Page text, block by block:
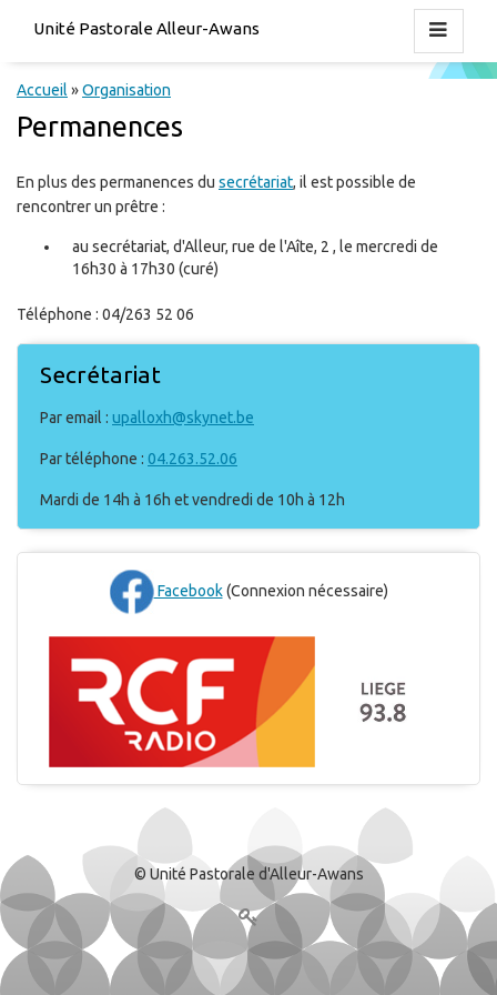
Unité Pastorale Alleur-Awans
Accueil »Organisation
Permanences
En plus des permanences du secrétariat, il est possible de
rencontrer un prêtre :
au secrétariat, d'Alleur, rue de l'Aîte, 2 , le mercredi de
16h30 à 17h30 (curé)
Téléphone : 04/263 52 06
Secrétariat
Par email : upalloxh@skynet.be
Par téléphone : 04.263.52.06
Mardi de 14h à 16h et vendredi de 10h à 12h
Facebook(Connexion nécessaire)
© Unité Pastorale d'Alleur-Awans